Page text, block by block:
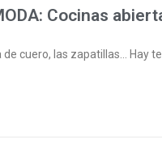
Cocinas
cuero, las zapatillas… Hay